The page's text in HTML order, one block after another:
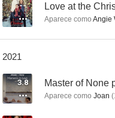
-- Love at the
Aparece como Angie
2021
3.8
Aparece como Joan (